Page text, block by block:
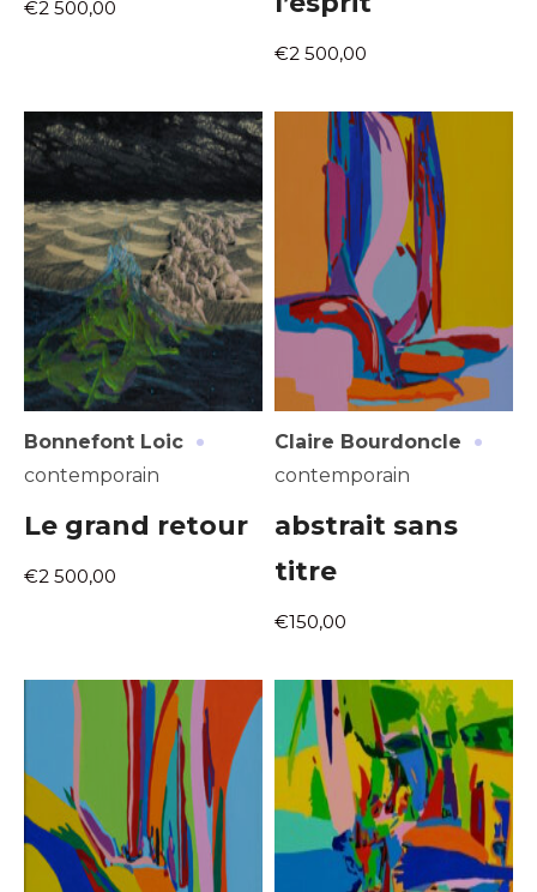
€2 500,00
€2 500,00
Bonnefont Loic ·
contemporain
Le grand retour
€2 500,00
Claire Bourdoncle ·
contemporain
abstrait sans
titre
€150,00